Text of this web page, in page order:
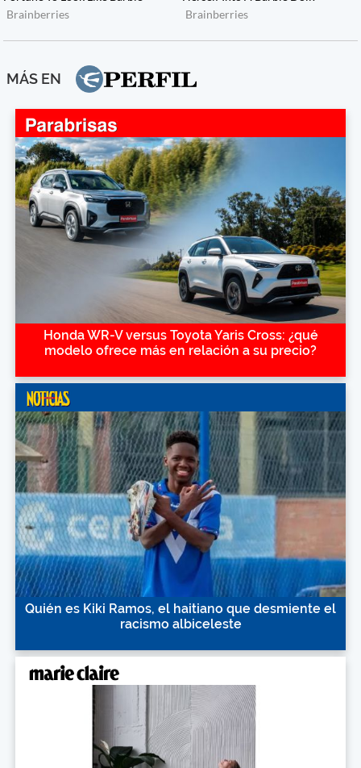
MÁS EN
Honda WR-V versus Toyota Yaris Cross: ¿qué
modelo ofrece más en relación a su precio?
Quién es Kiki Ramos, el haitiano que desmiente el
racismo albiceleste